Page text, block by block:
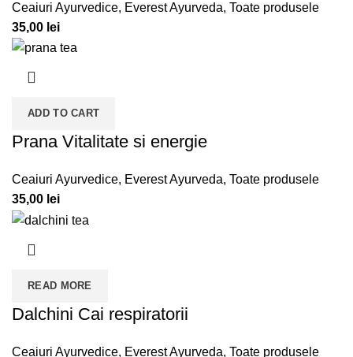
Ceaiuri Ayurvedice, Everest Ayurveda, Toate produsele
35,00 lei
ADD TO CART
Prana Vitalitate si energie
Ceaiuri Ayurvedice, Everest Ayurveda, Toate produsele
35,00 lei
READ MORE
Dalchini Cai respiratorii
Ceaiuri Ayurvedice, Everest Ayurveda, Toate produsele